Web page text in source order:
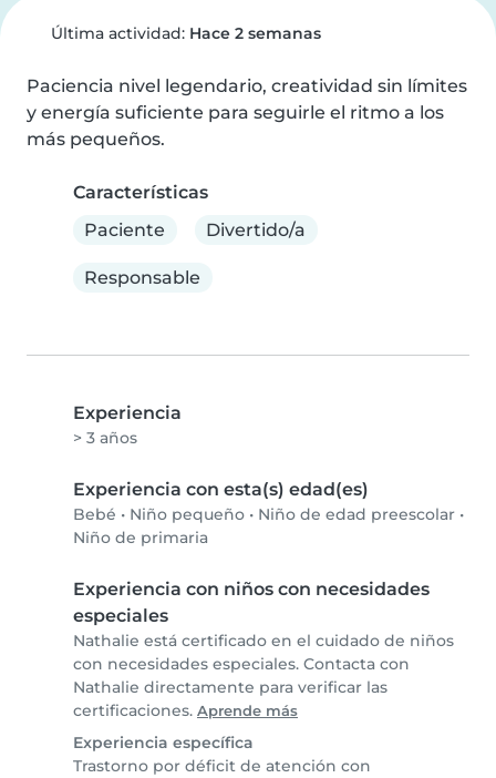
Última actividad: Hace 2 semanas
Paciencia nivel legendario, creatividad sin límites
y energía suficiente para seguirle el ritmo a los
más pequeños.
Características
Paciente
Divertido/a
Responsable
Experiencia
> 3 años
Experiencia con esta(s) edad(es)
Bebé • Niño pequeño • Niño de edad preescolar •
Niño de primaria
Experiencia con niños con necesidades
especiales
Nathalie está certificado en el cuidado de niños
con necesidades especiales. Contacta con
Nathalie directamente para verificar las
certificaciones. Aprende más
Experiencia específica
Trastorno por déficit de atención con